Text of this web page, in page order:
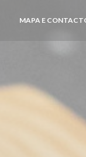
((ABRE NUMA NOVA
((ABRE NUMA NOVA
MAPA E